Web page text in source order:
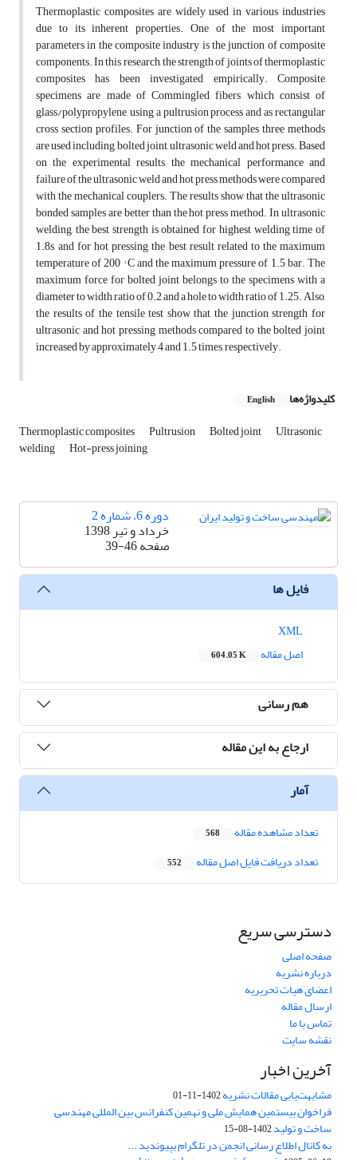
Thermoplastic composites are widely used in various industries
due to its inherent properties. One of the most important
parameters in the composite industry is the junction of composite
components. In this research, the strength of joints of thermoplastic
composites has been investigated empirically. Composite
specimens are made of Commingled fibers which consist of
glass/polypropylene, using a pultrusion process and as rectangular
cross section profiles. For junction of the samples three methods
are used including, bolted joint, ultrasonic weld and hot press. Based
on the experimental results, the mechanical performance and
failure of the ultrasonic weld and hot press methods were compared
with the mechanical couplers. The results show that the ultrasonic
bonded samples are better than the hot press method. In ultrasonic
welding, the best strength is obtained for highest welding time of
1.8s, and for hot pressing the best result related to the maximum
temperature of 200 ° C and the maximum pressure of 1.5 bar. The
maximum force for bolted joint belongs to the specimens with a
diameter to width ratio of 0.2 and a hole to width ratio of 1.25. Also,
the results of the tensile test show that the junction strength for
ultrasonic and hot pressing methods compared to the bolted joint
increased by approximately 4 and 1.5 times, respectively.
کلیدواژه‌ها English
Thermoplastic composites Pultrusion Bolted joint Ultrasonic
welding Hot-press joining
دوره 6، شماره 2
خرداد و تیر 1398
صفحه39-46
فایل ها
اصل مقاله
604.05 K
هم رسانی
ارجاع به این مقاله
آمار
تعداد مشاهده مقاله 568
تعداد دریافت فایل اصل مقاله 552
دسترسی سریع
صفحه اصلی
درباره نشریه
اعضای هیات تحریریه
ارسال مقاله
تماس با ما
نقشه سایت
آخرین اخبار
مشابهت‌یابی مقالات نشریه1402-11-01
فراخوان بیستمین همایش ملی و نهمین کنفرانس بین المللی مهندسی
ساخت و تولید1402-08-15
به کانال اطلاع رسانی انجمن در تلگرام بپیوندید ...